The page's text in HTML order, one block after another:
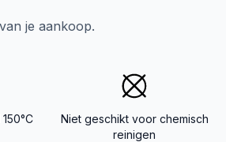
je aankoop.
Niet geschikt voor chemisch
reinigen